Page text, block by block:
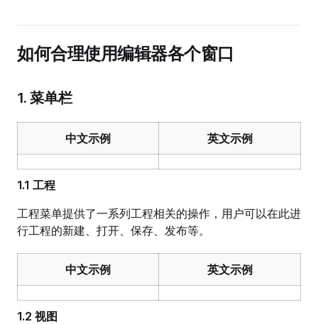
如何合理使用编辑器各个窗口
1. 菜单栏
中文示例 英文示例
1.1 工程
工程菜单提供了一系列工程相关的操作，用户可以在此进
行工程的新建、打开、保存、发布等。
中文示例 英文示例
1.2 视图